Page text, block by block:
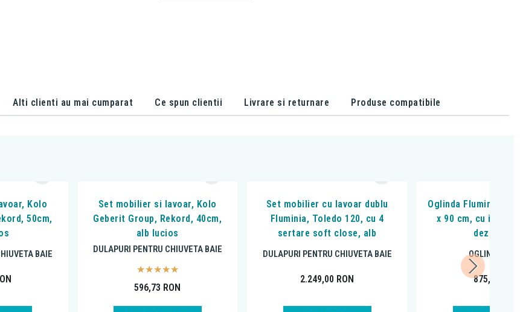
Alti clienti au mai cumparat Ce spun clientii Livrare si returnare Produse compatibile
Kolo
50cm,
BAIE
Set mobilier si lavoar, Kolo
Geberit Group, Rekord, 40cm,
alb lucios
DULAPURI PENTRU CHIUVETA BAIE
596,73 RON
Set mobilier cu lavoar dublu
Fluminia, Toledo 120, cu 4
sertare soft close, alb
DULAPURI PENTRU CHIUVETA BAIE
2.249,00 RON
Oglinda Fluminia,
x 90 cm, cu
dezaburire
OGLINZI
875,00